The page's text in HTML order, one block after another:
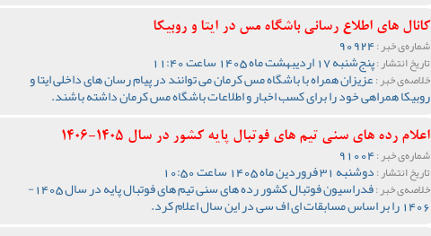
کانال های اطلاع رسانی باشگاه مس در ایتا و روبیکا
شماره‌ی خبر :90924
تاریخ انتشار :پنج‌شنبه 17 اردیبهشت ماه 1405 ساعت 11:40
خلاصه‌ی خبر :عزیزان همراه با باشگاه مس کرمان می توانند در پیام رسان های داخلی ایتا و
روبیکا همراهی خود را برای کسب اخبار و اطلاعات باشگاه مس کرمان داشته باشند.
اعلام رده های سنی تیم های فوتبال پایه کشور در سال 1405-1406
شماره‌ی خبر :91004
تاریخ انتشار :دوشنبه 31 فروردین ماه 1405 ساعت 10:50
خلاصه‌ی خبر : فدراسیون فوتبال کشور رده های سنی تیم های فوتبال پایه در سال 1405-
1406 را بر اساس مسابقات ای اف سی در این سال اعلام کرد.